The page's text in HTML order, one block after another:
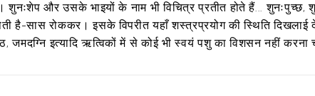
और उसके भाइयों के नाम भी विचित्र प्रतीत होते हैं...
है-सास रोककर। इसके विपरीत यहाँ शस्त्रप्रयोग की स्थिति दिखलाई
जमदग्नि इत्यादि ऋत्विकों में से कोई भी स्वयं पशु का विशसन नहीं करना